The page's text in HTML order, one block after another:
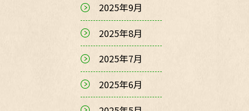
2025年9月
2025年8月
2025年7月
2025年6月